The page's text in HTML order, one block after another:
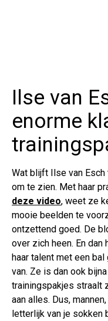
Ilse van
enorme
Wat blijft Ilse van
om te zien. Met haar
deze video, weet ze
mooie beelden te
ontzettend goed. De
over zich heen. En
haar talent met een
van. Ze is dan ook
trainingspakjes straalt
aan alles. Dus,
letterlijk van je sokken